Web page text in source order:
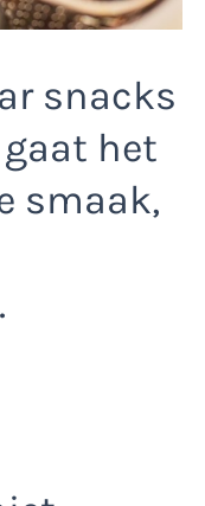
snacks
het
smaak,